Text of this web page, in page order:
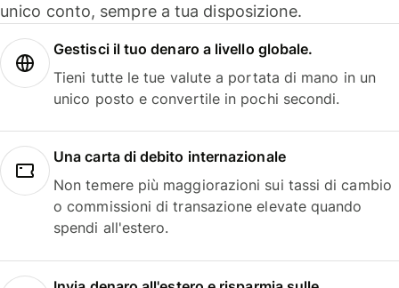
unico conto, sempre a tua disposizione.
Gestisci il tuo denaro a livello globale.
Tieni tutte le tue valute a portata di mano in un
unico posto e convertile in pochi secondi.
Una carta di debito internazionale
Non temere più maggiorazioni sui tassi di cambio
o commissioni di transazione elevate quando
spendi all'estero.